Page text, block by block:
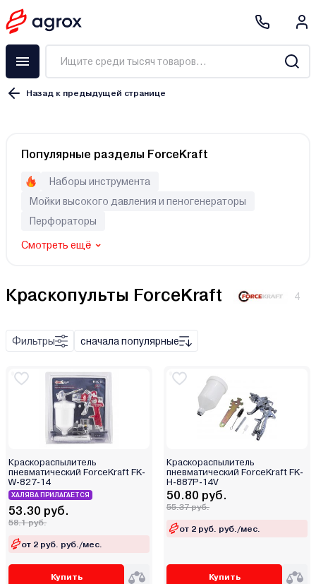
Назад к предыдущей странице
Популярные разделы ForceKraft
Смотреть ещё
Наборы инструмента
Мойки высокого давления и пеногенераторы
Перфораторы
Краскопульты ForceKraft 4
Краскопульт
Покрасочная станция
Набор пневмоинструмента
Аксессуары
Аккумуляторный
Набор инструмента
Поворотный механизм
Удлинитель
Штуцер
Металл
Пластик
Фильтры сначала популярные
Краскораспылитель
пневматический ForceKraft FK-
W-827-14
ХАЛЯВА ПРИЛАГАЕТСЯ
53.30 руб.
58.1 руб.
от 2 руб. руб./мес.
Купить
Краскораспылитель
пневматический ForceKraft FK-
H-887P-14V
50.80 руб.
55.37 руб.
от 2 руб. руб./мес.
Купить